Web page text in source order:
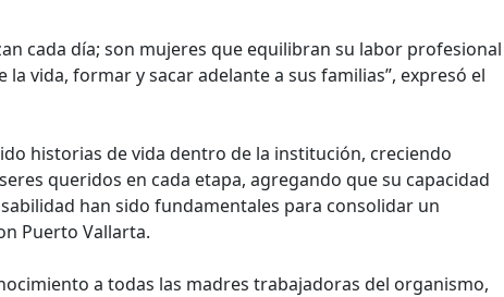
cada día; son mujeres que equilibran su labor profesional
vida, formar y sacar adelante a sus familias”, expresó el
historias de vida dentro de la institución, creciendo
queridos en cada etapa, agregando que su capacidad
han sido fundamentales para consolidar un
Puerto Vallarta.
a todas las madres trabajadoras del organismo,